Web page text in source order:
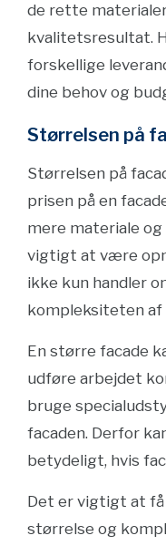
de rette
kvalitetsresultat.
forskellige
dine behov og
Størrelsen på
Størrelsen på
prisen på en
mere materiale
vigtigt at være
ikke kun handler
kompleksiteten af
En større facade
udføre arbejdet
bruge
facaden. Derfor
betydeligt, hvis
Det er vigtigt at få
størrelse og